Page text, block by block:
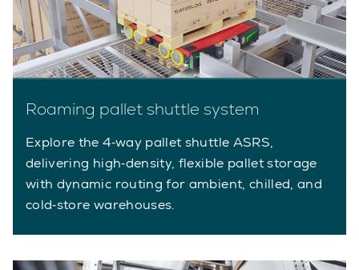
Roaming pallet shuttle system
Explore the 4‑way pallet shuttle ASRS,
delivering high‑density, flexible pallet storage
with dynamic routing for ambient, chilled, and
cold‑store warehouses.